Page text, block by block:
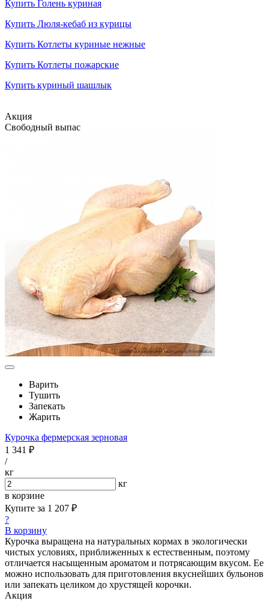
Купить Голень куриная
Купить Люля-кебаб из курицы
Купить Котлеты куриные нежные
Купить Котлеты пожарские
Купить куриный шашлык
Акция
Свободный выпас
Варить
Тушить
Запекать
Жарить
Курочка фермерская зерновая
1 341 ₽
/
кг
кг
в корзине
Купите за 1 207 ₽
?
В корзину
Курочка выращена на натуральных кормах в экологически
чистых условиях, приближенных к естественным, поэтому
отличается насыщенным ароматом и потрясающим вкусом. Ее
можно использовать для приготовления вкуснейших бульонов
или запекать целиком до хрустящей корочки.
Акция